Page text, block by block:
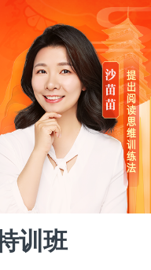
训班